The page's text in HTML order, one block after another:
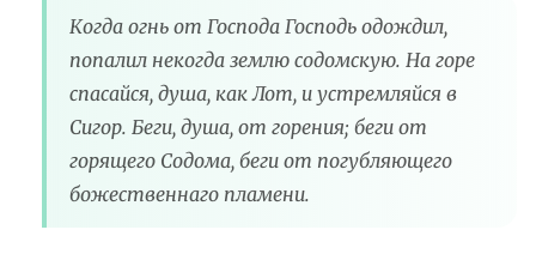
Когда огнь от Господа Господь одождил,
попалил некогда землю содомскую. На горе
спасайся, душа, как Лот, и устремляйся в
Сигор. Беги, душа, от горения; беги от
горящего Содома, беги от погубляющего
божественнаго пламени.